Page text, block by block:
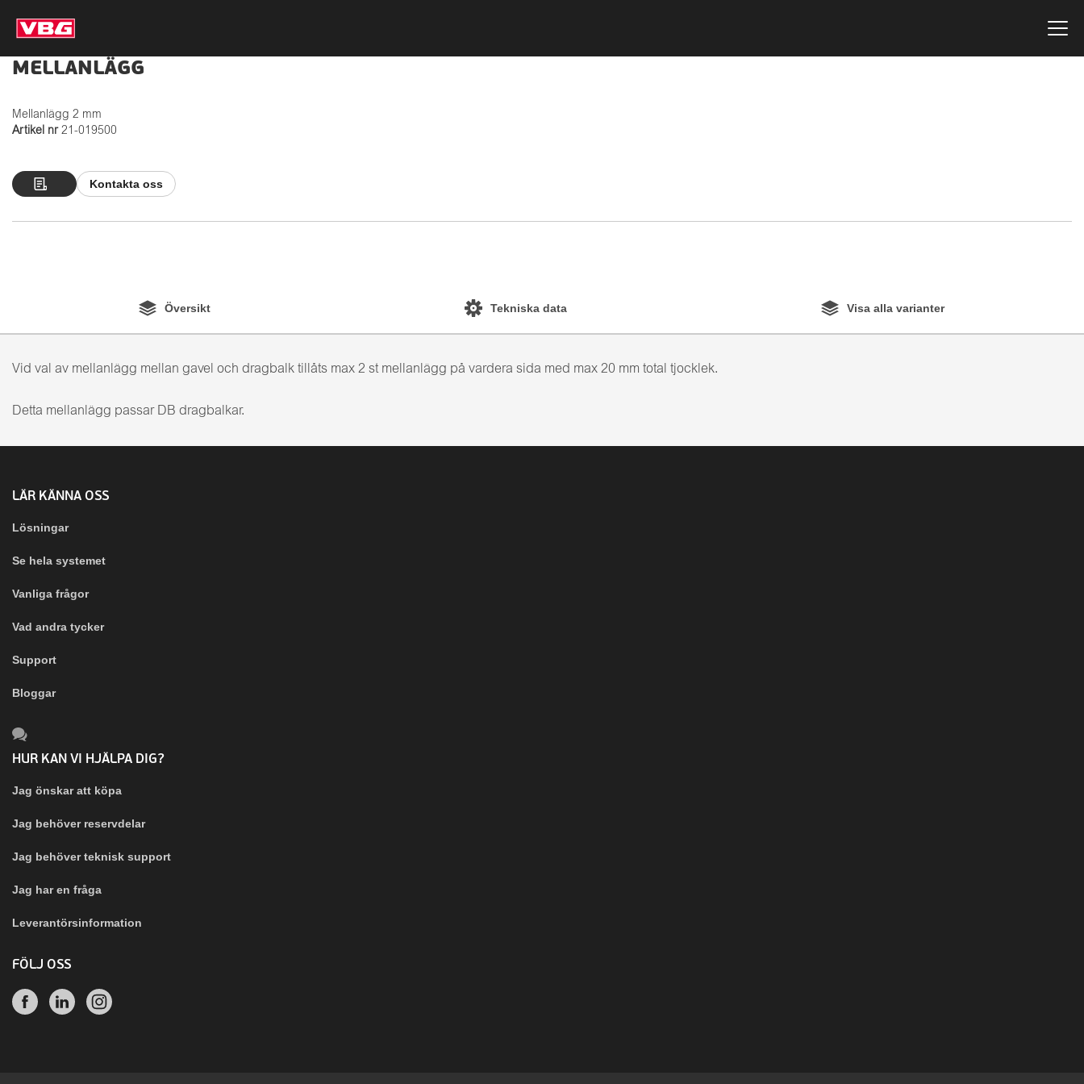
MELLANLÄGG
Mellanlägg 2 mm
Artikel nr 21-019500
Kontakta oss
Översikt Tekniska data Visa alla varianter
Vid val av mellanlägg mellan gavel och dragbalk tillåts max 2 st mellanlägg på vardera sida med max 20 mm total tjocklek.
Detta mellanlägg passar DB dragbalkar.
LÄR KÄNNA OSS
Lösningar
Se hela systemet
Vanliga frågor
Vad andra tycker
Support
Bloggar
HUR KAN VI HJÄLPA DIG?
Jag önskar att köpa
Jag behöver reservdelar
Jag behöver teknisk support
Jag har en fråga
Leverantörsinformation
FÖLJ OSS